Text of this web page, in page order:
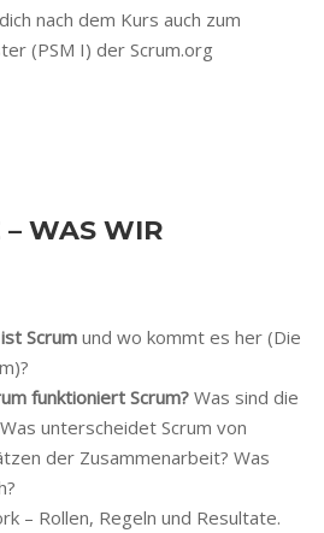
nach dem Kurs auch zum
(PSM I) der Scrum.org
– WAS WIR
Scrum und wo kommt es her (Die
funktioniert Scrum? Was sind die
unterscheidet Scrum von
der Zusammenarbeit? Was
– Rollen, Regeln und Resultate.